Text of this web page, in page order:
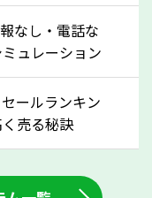
が良いでしょう。
いて確認し
金を受け取ること
業者の中には、還
ります。廃車査定
なし・電話な
ュレーション
ールランキン
売る秘訣